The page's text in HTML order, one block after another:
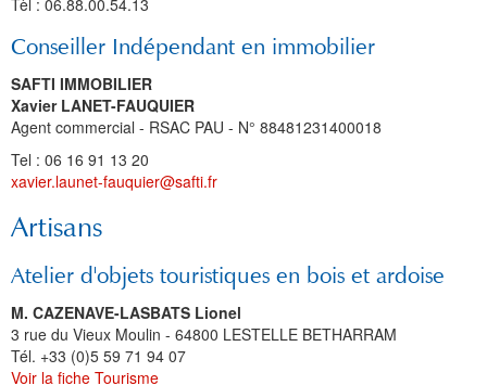
Tèl : 06.88.00.54.13
Conseiller Indépendant en immobilier
SAFTI IMMOBILIER
Xavier LANET-FAUQUIER
Agent commercial - RSAC PAU - N° 88481231400018
Tel : 06 16 91 13 20
xavier.launet-fauquier@safti.fr
Artisans
Atelier d'objets touristiques en bois et ardoise
M. CAZENAVE-LASBATS Lionel
3 rue du Vieux Moulin - 64800 LESTELLE BETHARRAM
Tél. +33 (0)5 59 71 94 07
Voir la fiche Tourisme